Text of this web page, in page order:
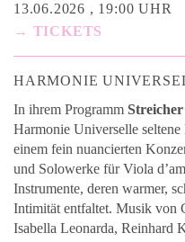
13.06.2026 , 19:00 UHR
→ TICKETS
HARMONIE
In ihrem Programm
Harmonie Universelle
einem fein nuancierten
und Solowerke für Viola
Instrumente, deren warmer,
Intimität entfaltet. Musik von
Isabella Leonarda, Reinhard